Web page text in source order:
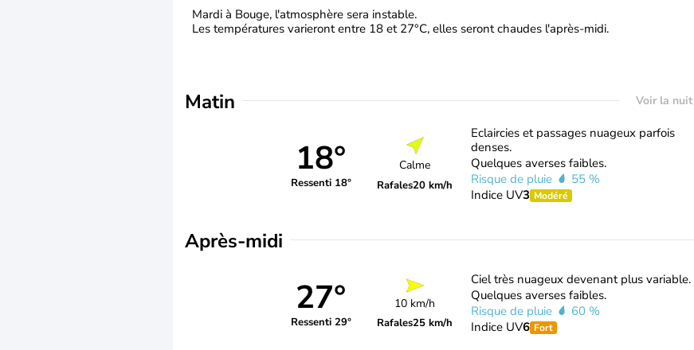
Mardi à Bouge, l'atmosphère sera instable.
Les températures varieront entre 18 et 27°C, elles seront chaudes l'après-midi.
Matin Voir la nuit
18°
Ressenti 18°
Calme
Rafales20 km/h
Eclaircies et passages nuageux parfois
denses.
Quelques averses faibles.
Risque de pluie
55 %
Indice UV3 Modéré
Après-midi
27°
Ressenti 29°
10 km/h
Rafales25 km/h
Ciel très nuageux devenant plus variable.
Quelques averses faibles.
Risque de pluie
60 %
Indice UV6 Fort